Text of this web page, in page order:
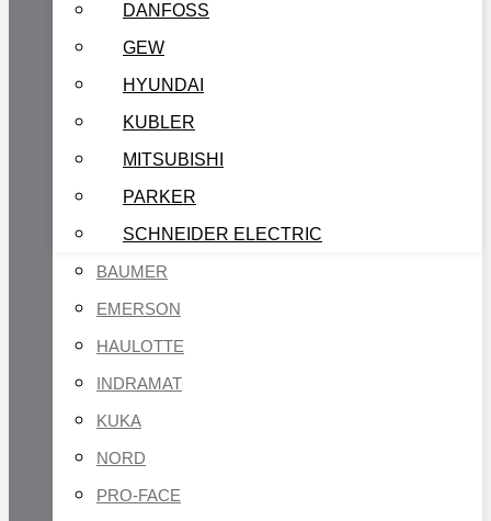
DANFOSS
GEW
HYUNDAI
KUBLER
MITSUBISHI
PARKER
SCHNEIDER ELECTRIC
BAUMER
EMERSON
HAULOTTE
INDRAMAT
KUKA
NORD
PRO-FACE